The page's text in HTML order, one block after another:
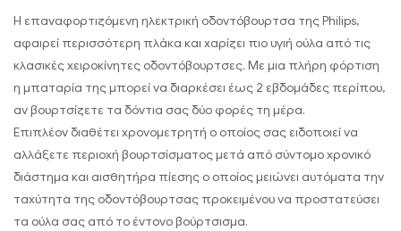
H επαναφορτιζόμενη ηλεκτρική οδοντόβουρτσα της Philips,
αφαιρεί περισσότερη πλάκα και χαρίζει πιο υγιή ούλα από τις
κλασικές χειροκίνητες οδοντόβουρτσες. Με μια πλήρη φόρτιση
η μπαταρία της μπορεί να διαρκέσει έως 2 εβδομάδες περίπου,
αν βουρτσίζετε τα δόντια σας δύο φορές τη μέρα.
Επιπλέον διαθέτει χρονομετρητή ο οποίος σας ειδοποιεί να
αλλάξετε περιοχή βουρτσίσματος μετά από σύντομο χρονικό
διάστημα και αισθητήρα πίεσης ο οποίος μειώνει αυτόματα την
ταχύτητα της οδοντόβουρτσας προκειμένου να προστατεύσει
τα ούλα σας από το έντονο βούρτσισμα.